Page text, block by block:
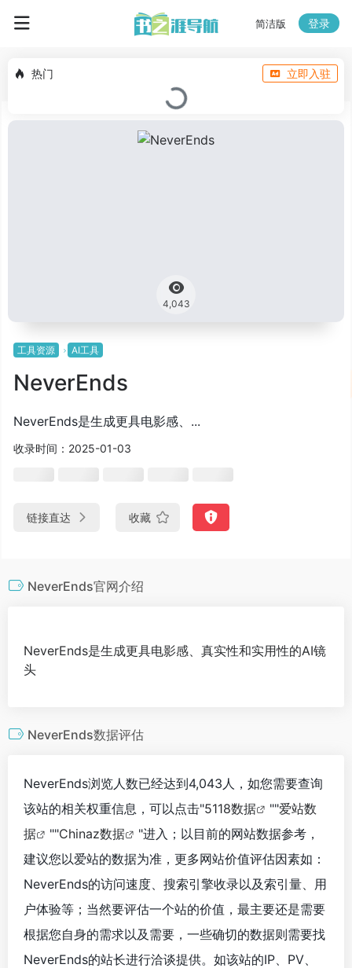
简洁版 登录
热门 立即入驻
4,043
工具资源 AI工具
NeverEnds
NeverEnds是生成更具电影感、...
收录时间：2025-01-03
链接直达 收藏
NeverEnds官网介绍
NeverEnds是生成更具电影感、真实性和实用性的AI镜
头
NeverEnds数据评估
NeverEnds浏览人数已经达到4,043人，如您需要查询
该站的相关权重信息，可以点击"5118数据 ""爱站数
据
""Chinaz数据
"进入；以目前的网站数据参考，
建议您以爱站的数据为准，更多网站价值评估因素如：
NeverEnds的访问速度、搜索引擎收录以及索引量、用
户体验等；当然要评估一个站的价值，最主要还是需要
根据您自身的需求以及需要，一些确切的数据则需要找
NeverEnds的站长进行洽谈提供。如该站的IP、PV、